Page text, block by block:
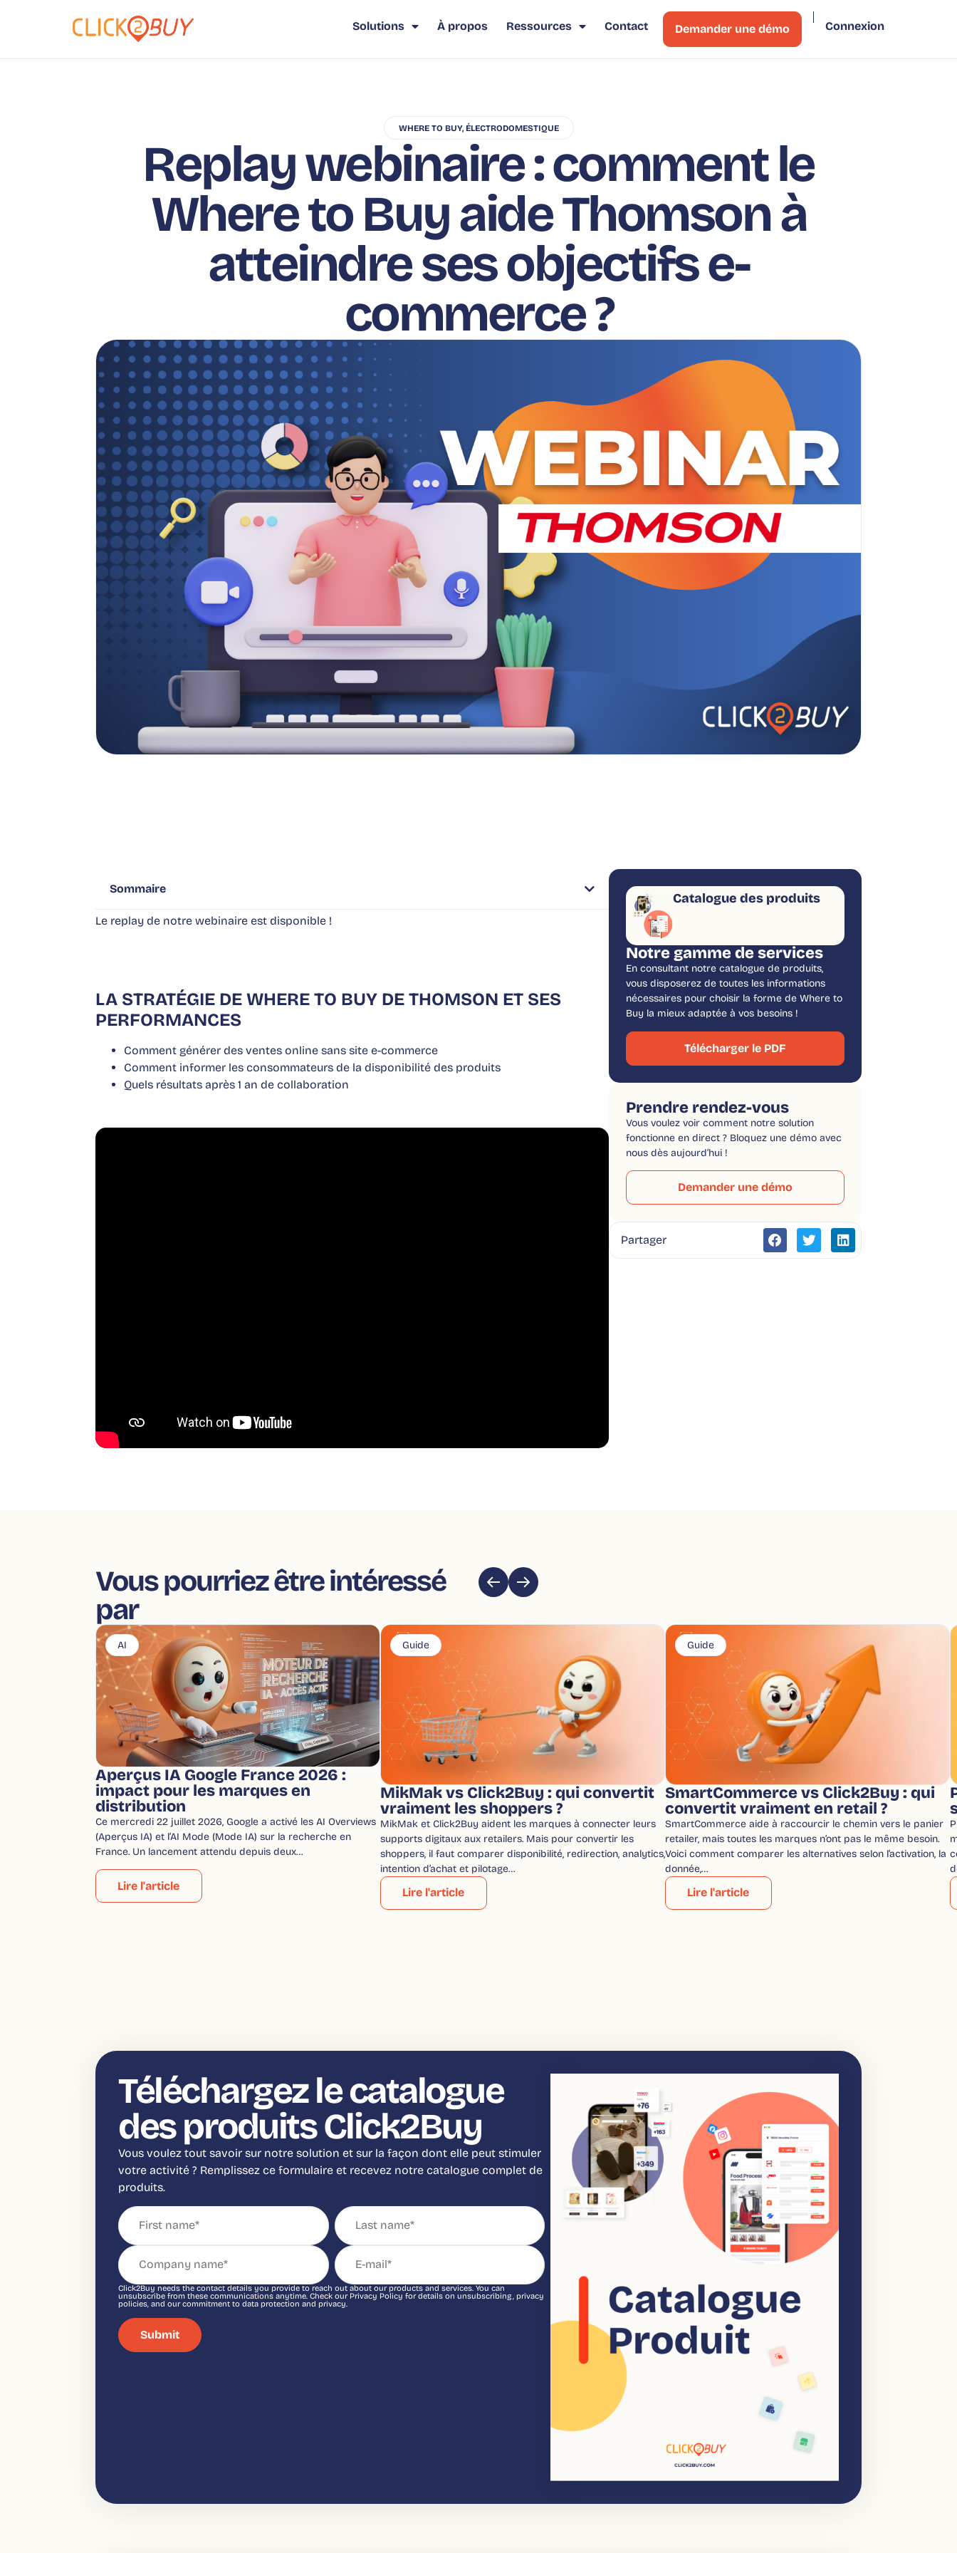
Solutions À propos Ressources Contact Demander une démo Connexion
WHERE TO BUY, ÉLECTRODOMESTIQUE
Replay webinaire : comment le
Where to Buy aide Thomson à
atteindre ses objectifs e-
commerce ?
Sommaire
Le replay de notre webinaire est disponible !
LA STRATÉGIE DE WHERE TO BUY DE THOMSON ET SES
PERFORMANCES
Comment générer des ventes online sans site e-commerce
Comment informer les consommateurs de la disponibilité des produits
Quels résultats après 1 an de collaboration
Catalogue des produits
Notre gamme de services
En consultant notre catalogue de produits,
vous disposerez de toutes les informations
nécessaires pour choisir la forme de Where to
Buy la mieux adaptée à vos besoins !
Télécharger le PDF
Prendre rendez-vous
Vous voulez voir comment notre solution
fonctionne en direct ? Bloquez une démo avec
nous dès aujourd’hui !
Demander une démo
Partager
Vous pourriez être intéressé
par
AI
Aperçus IA Google France 2026 :
impact pour les marques en
distribution
Ce mercredi 22 juillet 2026, Google a activé les AI Overviews
(Aperçus IA) et l’AI Mode (Mode IA) sur la recherche en
France. Un lancement attendu depuis deux…
Lire l'article
Guide
MikMak vs Click2Buy : qui convertit
vraiment les shoppers ?
MikMak et Click2Buy aident les marques à connecter leurs
supports digitaux aux retailers. Mais pour convertir les
shoppers, il faut comparer disponibilité, redirection, analytics,
intention d’achat et pilotage…
Lire l'article
Guide
SmartCommerce vs Click2Buy : qui
convertit vraiment en retail ?
SmartCommerce aide à raccourcir le chemin vers le panier
retailer, mais toutes les marques n’ont pas le même besoin.
Voici comment comparer les alternatives selon l’activation, la
donnée,…
Lire l'article
Téléchargez le catalogue
des produits Click2Buy
Vous voulez tout savoir sur notre solution et sur la façon dont elle peut stimuler
votre activité ? Remplissez ce formulaire et recevez notre catalogue complet de
produits.
Click2Buy needs the contact details you provide to reach out about our products and services. You can
unsubscribe from these communications anytime. Check our Privacy Policy for details on unsubscribing, privacy
policies, and our commitment to data protection and privacy.